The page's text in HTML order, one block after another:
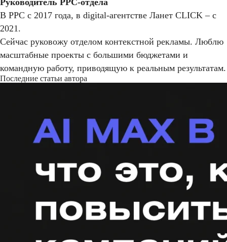
Руководитель PPC-отдела
В PPC с 2017 года, в digital-агентстве Ланет CLICK – с
2021.
Сейчас руковожу отделом контекстной рекламы. Люблю
масштабные проекты с большими бюджетами и
командную работу, приводящую к реальным результатам.
Последние статьи автора